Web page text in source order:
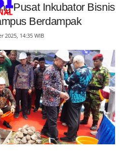
Pusat Inkubator Bisnis
Berdampak
2025, 14:35 WIB